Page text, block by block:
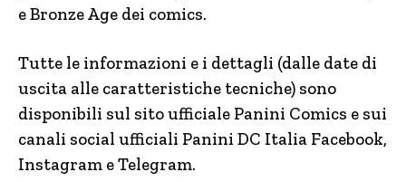
e Bronze Age dei comics.
Tutte le informazioni e i dettagli (dalle date di
uscita alle caratteristiche tecniche) sono
disponibili sul sito ufficiale Panini Comics e sui
canali social ufficiali Panini DC Italia Facebook,
Instagram e Telegram.